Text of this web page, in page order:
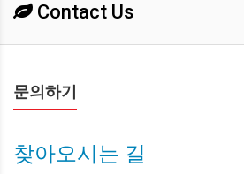
Contact Us
문의하기
찾아오시는 길